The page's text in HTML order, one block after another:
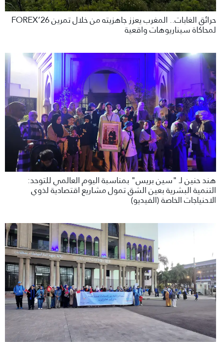
حرائق الغابات.. المغرب يعزز جاهزيته من خلال تمرين FOREX’26
لمحاكاة سيناريوهات واقعية
هند حنين لـ "سين بريس" بمناسبة اليوم العالمي للتوحد:
التنمية البشرية بعين الشق تمول مشاريع اقتصادية لذوي
الاحنياجات الخاصة (الفيديو)